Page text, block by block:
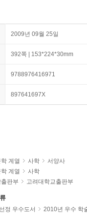
2009년 09월 25일
392쪽 | 153*224*30mm
9788976416971
897641697X
계열 사학
서양사
계열
사학
판부 고려대학교출판부
정 우수도서 2010년 우수 학